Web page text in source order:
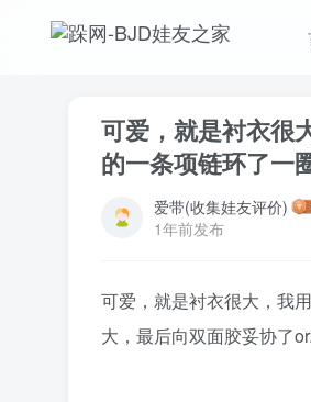
可爱，就是衬衣很
的一条项链环了
爱带(收集娃友评价)
1年前发布
可爱，就是衬衣很大，我
大，最后向双面胶妥协了